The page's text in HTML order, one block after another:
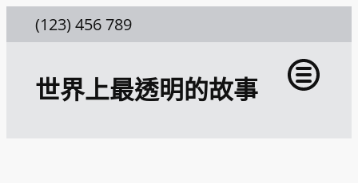
至
(123) 456 789
世界上最透明的故事